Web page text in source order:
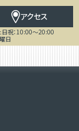
アクセス
祝：10:00～20:00
日